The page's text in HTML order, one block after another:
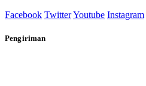
Facebook TwitterYoutube Instagram
Pengiriman